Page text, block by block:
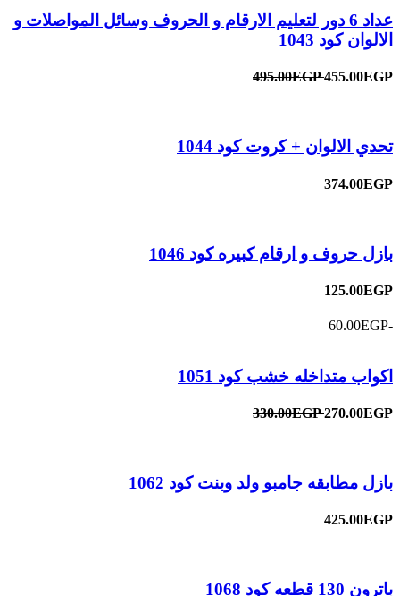
عداد 6 دور لتعليم الارقام و الحروف وسائل المواصلات و
الالوان كود 1043
495.00EGP455.00EGP
تحدي الالوان + كروت كود 1044
374.00EGP
بازل حروف و ارقام كبيره كود 1046
125.00EGP
-60.00EGP
اكواب متداخله خشب كود 1051
330.00EGP270.00EGP
بازل مطابقه جامبو ولد وبنت كود 1062
425.00EGP
باترون 130 قطعه كود 1068